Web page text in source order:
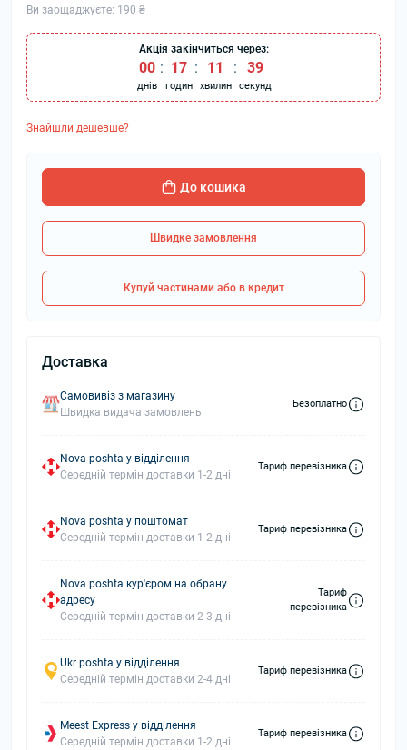
Ви заощаджуєте: 190 ₴
Акція закінчиться через:
00
днів
: 17
годин
: 11
хвилин
: 38
секунд
Знайшли дешевше?
До кошика
Швидке замовлення
Купуй частинами або в кредит
Доставка
Самовивіз з магазину
Швидка видача замовлень
Безоплатно
Nova poshta у відділення
Середній термін доставки 1-2 дні
Тариф перевізника
Nova poshta у поштомат
Середній термін доставки 1-2 дні
Тариф перевізника
Nova poshta кур'єром на обрану
адресу
Середній термін доставки 2-3 дні
Тариф
перевізника
Ukr poshta у відділення
Середній термін доставки 2-4 дні
Тариф перевізника
Meest Express у відділення
Середній термін доставки 1-2 дні
Тариф перевізника